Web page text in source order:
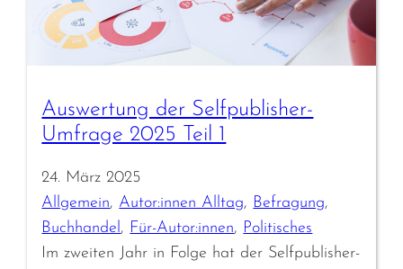
Auswertung der Selfpublisher-
Umfrage 2025 Teil 1
24. März 2025
Allgemein, Autor:innen Alltag, Befragung
Buchhandel, Für-Autor:innen, Politisches
Im zweiten Jahr in Folge hat der Selfpublisher-